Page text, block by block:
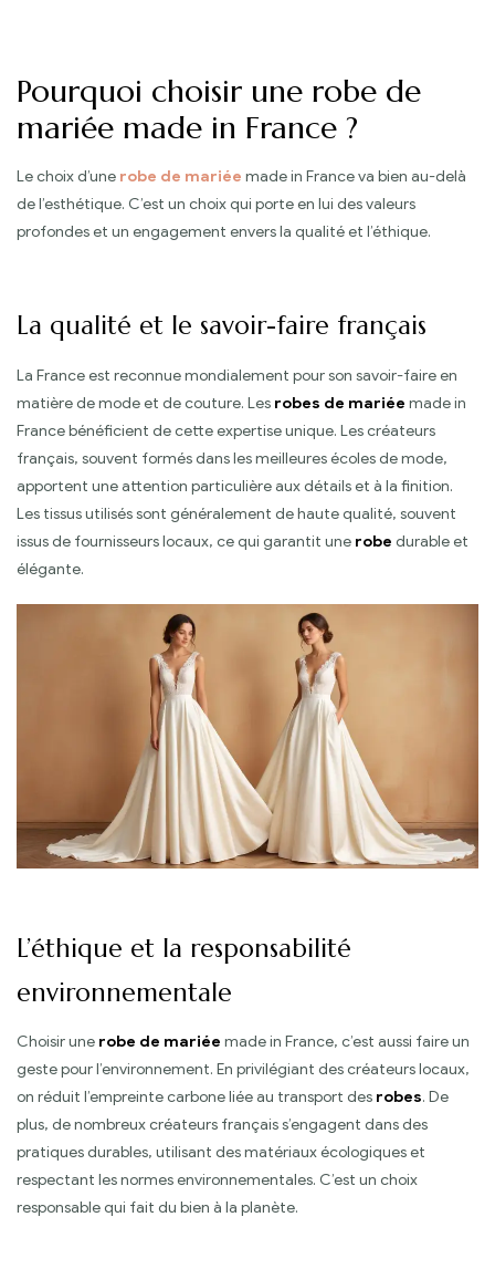
Pourquoi choisir une robe de
mariée made in France ?
Le choix d’une robe de mariée made in France va bien au-delà
de l’esthétique. C’est un choix qui porte en lui des valeurs
profondes et un engagement envers la qualité et l’éthique.
La qualité et le savoir-faire français
La France est reconnue mondialement pour son savoir-faire en
matière de mode et de couture. Les robes de mariée made in
France bénéficient de cette expertise unique. Les créateurs
français, souvent formés dans les meilleures écoles de mode,
apportent une attention particulière aux détails et à la finition.
Les tissus utilisés sont généralement de haute qualité, souvent
issus de fournisseurs locaux, ce qui garantit une robe durable et
élégante.
L’éthique et la responsabilité
environnementale
Choisir une robe de mariée made in France, c’est aussi faire un
geste pour l’environnement. En privilégiant des créateurs locaux,
on réduit l’empreinte carbone liée au transport des robes. De
plus, de nombreux créateurs français s’engagent dans des
pratiques durables, utilisant des matériaux écologiques et
respectant les normes environnementales. C’est un choix
responsable qui fait du bien à la planète.